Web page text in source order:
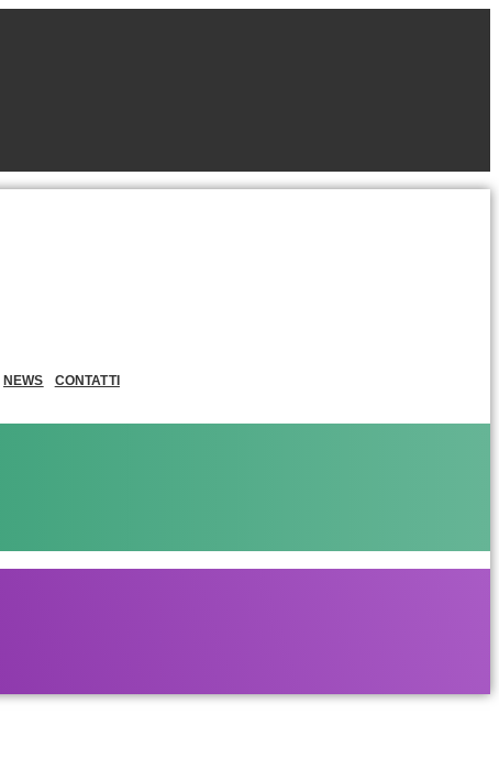
NEWS CONTATTI